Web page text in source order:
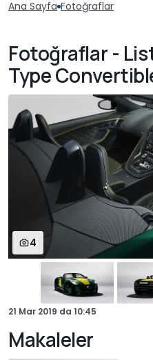
Ana Sayfa Fotoğraflar
Fotoğraflar -
Type
4
21 Mar 2019 da 10:45
Makaleler